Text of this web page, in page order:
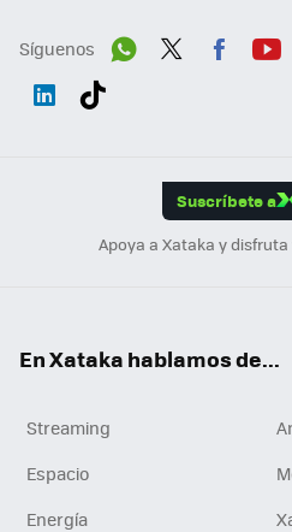
Síguenos
Suscríbete a
Apoya a Xataka y
En Xataka hablamos de...
Streaming
Espacio
Energía